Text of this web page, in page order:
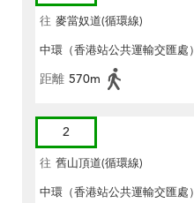
往 麥當奴道(循環線)
中環（香港站公共運輸交匯處）
距離 570m
2
往 舊山頂道(循環線)
中環（香港站公共運輸交匯處）